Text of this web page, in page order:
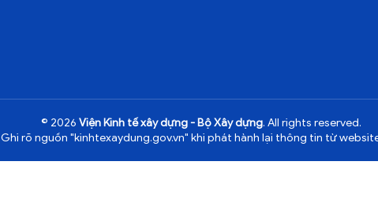
© 2026 Viện Kinh tế xây dựng - Bộ Xây dựng. All rights reserved.
Ghi rõ nguồn "kinhtexaydung.gov.vn" khi phát hành lại thông tin từ